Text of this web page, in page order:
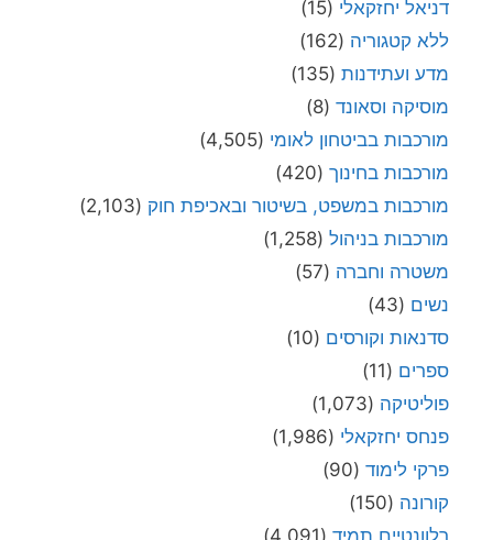
דניאל יחזקאלי (15)
ללא קטגוריה (162)
מדע ועתידנות (135)
מוסיקה וסאונד (8)
מורכבות בביטחון לאומי (4,505)
מורכבות בחינוך (420)
מורכבות במשפט, בשיטור ובאכיפת חוק (2,103)
מורכבות בניהול (1,258)
משטרה וחברה (57)
נשים (43)
סדנאות וקורסים (10)
ספרים (11)
פוליטיקה (1,073)
פנחס יחזקאלי (1,986)
פרקי לימוד (90)
קורונה (150)
רלוונטיים תמיד (4,091)